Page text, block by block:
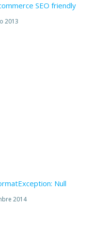
SEO friendly
2013
Null
2014